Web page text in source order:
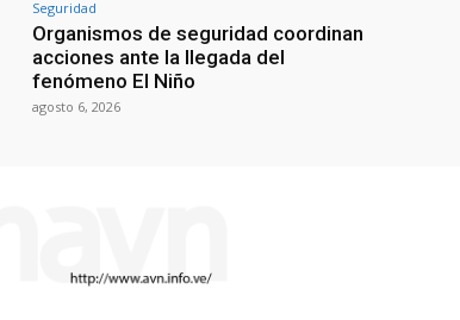
Seguridad
Organismos de seguridad coordinan
acciones ante la llegada del
fenómeno El Niño
agosto 6, 2026